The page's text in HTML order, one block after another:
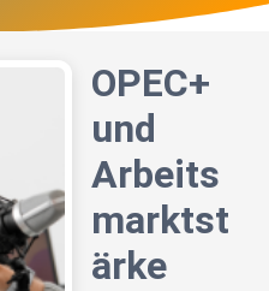
OPEC+
und
Arbeits
marktst
ärke